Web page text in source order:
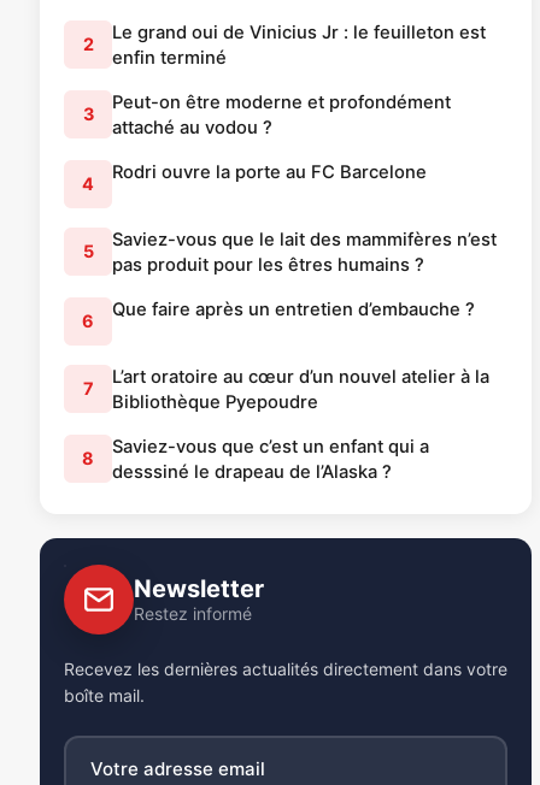
2
Le grand oui de Vinicius Jr : le feuilleton est
enfin terminé
3
Peut-on être moderne et profondément
attaché au vodou ?
4
Rodri ouvre la porte au FC Barcelone
5
Saviez-vous que le lait des mammifères n’est
pas produit pour les êtres humains ?
6
Que faire après un entretien d’embauche ?
7
L’art oratoire au cœur d’un nouvel atelier à la
Bibliothèque Pyepoudre
8
Saviez-vous que c’est un enfant qui a
desssiné le drapeau de l’Alaska ?
Newsletter
Restez informé
Recevez les dernières actualités directement dans votre
boîte mail.